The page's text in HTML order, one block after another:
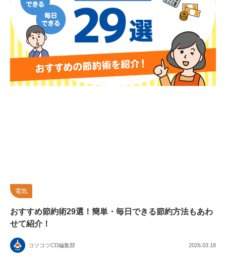
電気
おすすめ節約術29選！簡単・毎日できる節約方法もあわ
せて紹介！
コツコツCD編集部 2026.03.18